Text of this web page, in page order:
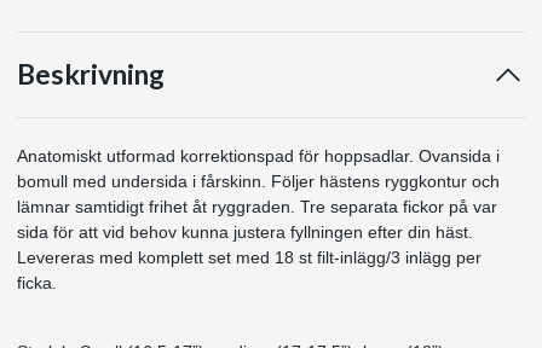
Beskrivning
Anatomiskt utformad korrektionspad för hoppsadlar. Ovansida i
bomull med undersida i fårskinn. Följer hästens ryggkontur och
lämnar samtidigt frihet åt ryggraden. Tre separata fickor på var
sida för att vid behov kunna justera fyllningen efter din häst.
Levereras med komplett set med 18 st filt-inlägg/3 inlägg per
ficka.